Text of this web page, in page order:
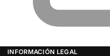
INFORMACIÓN LEGAL